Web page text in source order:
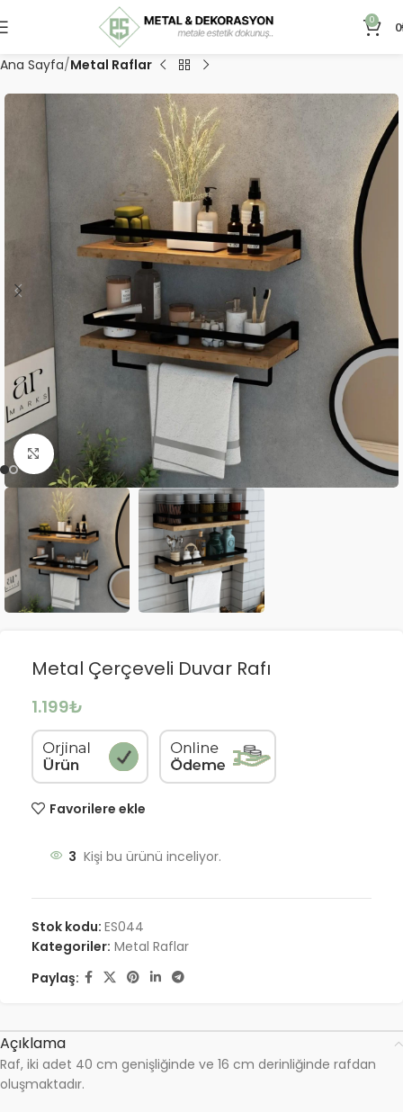
0 0
Ana Sayfa Metal Raflar
Büyütmek için tıklayın
Metal Çerçeveli Duvar Rafı
1.199₺
Favorilere ekle
3 Kişi bu ürünü inceliyor.
Stok kodu: ES044
Kategoriler: Metal Raflar
Paylaş:
Açıklama
Raf, iki adet 40 cm genişliğinde ve 16 cm derinliğinde rafdan
oluşmaktadır.